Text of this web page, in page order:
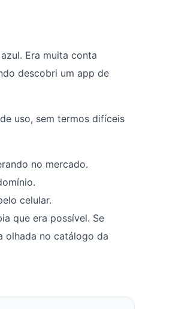
Era muita conta
descobri um app de
uso, sem termos difíceis
no mercado.
celular.
que era possível. Se
olhada no catálogo da